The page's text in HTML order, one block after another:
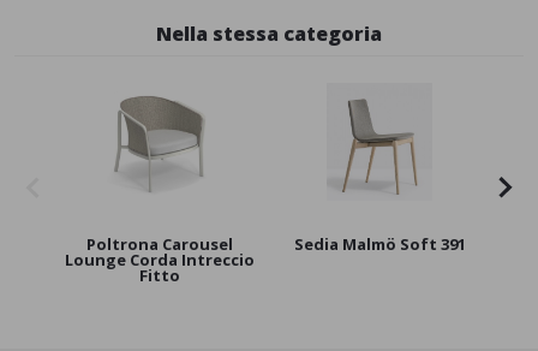
Nella stessa categoria
Poltrona Carousel
Lounge Corda Intreccio
Fitto
Sedia Malmö Soft 391